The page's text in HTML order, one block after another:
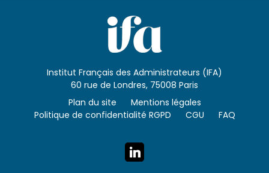
Institut Français des Administrateurs (IFA)
60 rue de Londres, 75008 Paris
Plan du site
Mentions légales
Politique de confidentialité RGPD
CGU FAQ